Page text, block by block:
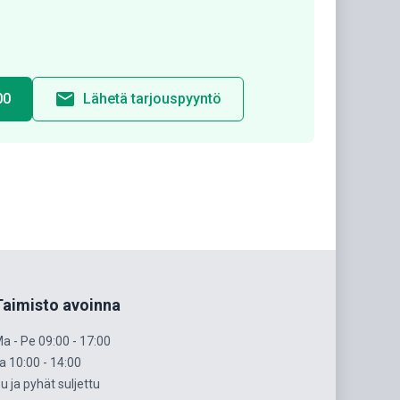
email Lähetä tarjouspyyntö
avoinna
- Pe 09:00 - 17:00
10:00 - 14:00
ja pyhät suljettu